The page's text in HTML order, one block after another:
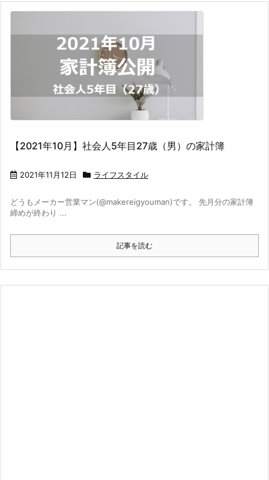
【2021年10月】社会人5年目27歳（男）の家計簿
2021年11月12日 ライフスタイル
どうもメーカー営業マン(@makereigyouman)です。 先月分の家計簿
締めが終わり ...
記事を読む